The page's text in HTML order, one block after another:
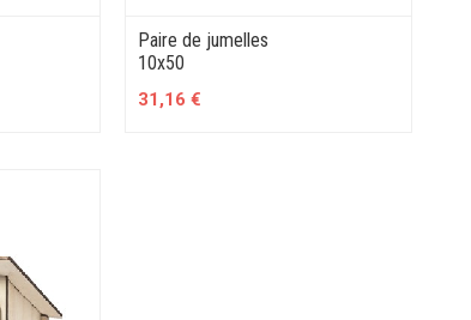
Paire de jumelles
10x50
31,16 €